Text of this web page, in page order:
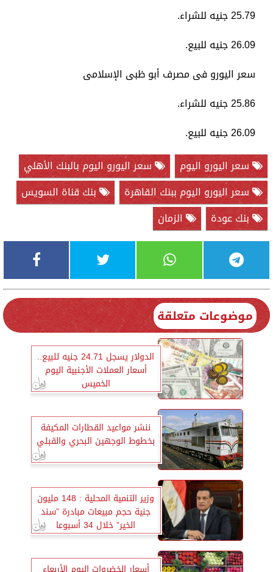
25.79 جنيه للشراء.
26.09 جنيه للبيع.
سعر اليورو فى مصرف أبو ظبى الإسلامى
25.86 جنيه للشراء.
26.09 جنيه للبيع.
سعر اليورو اليوم
سعر اليورو اليوم بالبنك الأهلي
سعر اليورو اليوم ببنك القاهرة
بنك قناة السويس
بنك عودة
الزمان
موضوعات متعلقة
الدولار يسجل 24.71 جنيه للبيع..
أسعار العملات الأجنبية اليوم
الخميس
ننشر مواعيد القطارات المكيفة
بخطوط الوجهين البحري والقبلي
وزير التنمية المحلية : 148 مليون
جنية حجم مبيعات مبادرة ”سند
الخير” خلال 34 أسبوعا